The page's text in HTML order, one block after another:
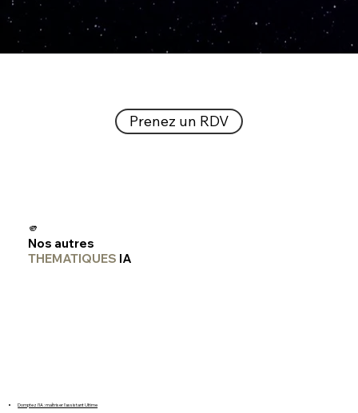
Prenez un RDV
Domptez l'IA : maîtriser l'assistant Ultime
🫵
Nos autres
THEMATIQUES IA